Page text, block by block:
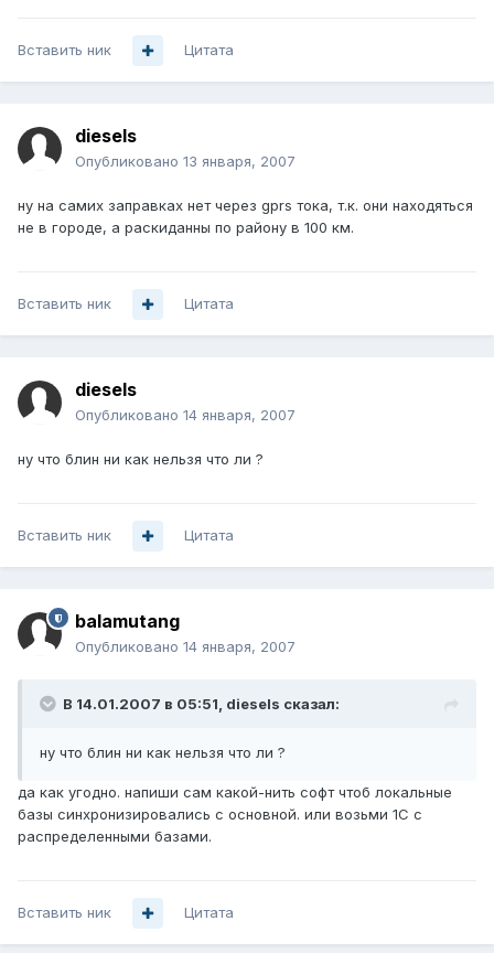
Вставить ник Цитата
diesels
Опубликовано 13 января, 2007
ну на самих заправках нет через gprs тока, т.к. они находяться
не в городе, а раскиданны по району в 100 км.
Вставить ник Цитата
diesels
Опубликовано 14 января, 2007
ну что блин ни как нельзя что ли ?
Вставить ник Цитата
balamutang
Опубликовано 14 января, 2007
В 14.01.2007 в 05:51, diesels сказал:
ну что блин ни как нельзя что ли ?
да как угодно. напиши сам какой-нить софт чтоб локальные
базы синхронизировались с основной. или возьми 1С с
распределенными базами.
Вставить ник Цитата